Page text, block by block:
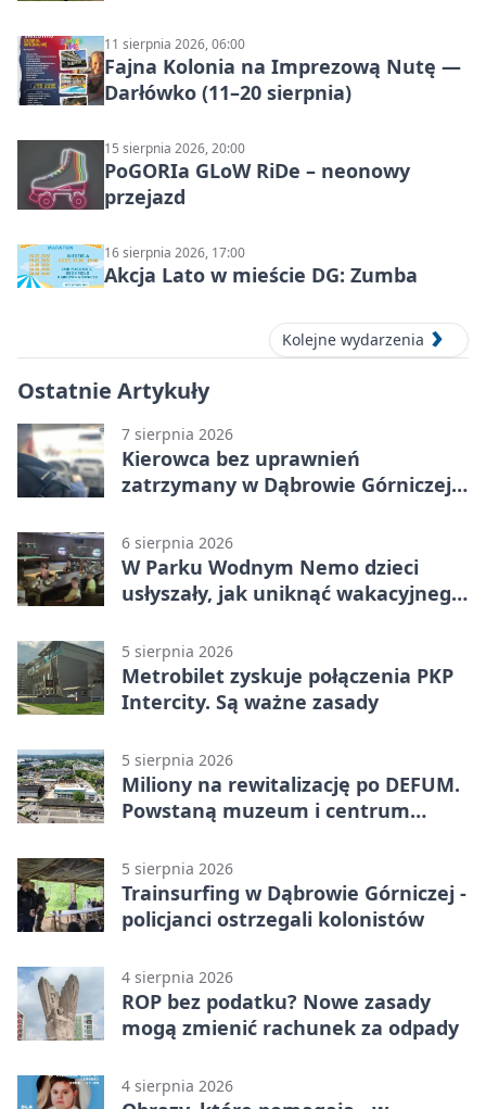
11 sierpnia 2026, 06:00
Fajna Kolonia na Imprezową Nutę —
Darłówko (11–20 sierpnia)
15 sierpnia 2026, 20:00
PoGORIa GLoW RiDe – neonowy
przejazd
16 sierpnia 2026, 17:00
Akcja Lato w mieście DG: Zumba
Kolejne wydarzenia
Ostatnie Artykuły
7 sierpnia 2026
Kierowca bez uprawnień
zatrzymany w Dąbrowie Górniczej.
6 sierpnia 2026
W Parku Wodnym Nemo dzieci
usłyszały, jak uniknąć wakacyjnego
5 sierpnia 2026
Metrobilet zyskuje połączenia PKP
Intercity. Są ważne zasady
5 sierpnia 2026
Miliony na rewitalizację po DEFUM.
Powstaną muzeum i centrum
5 sierpnia 2026
Trainsurfing w Dąbrowie Górniczej -
policjanci ostrzegali kolonistów
4 sierpnia 2026
ROP bez podatku? Nowe zasady
mogą zmienić rachunek za odpady
4 sierpnia 2026